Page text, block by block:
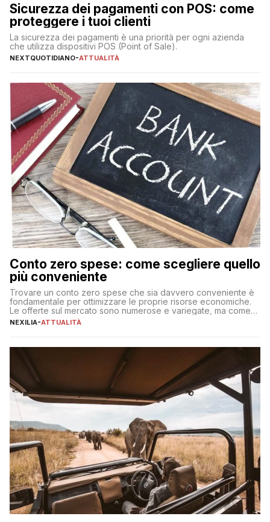
Sicurezza dei pagamenti con POS: come
proteggere i tuoi clienti
La sicurezza dei pagamenti è una priorità per ogni azienda
che utilizza dispositivi POS (Point of Sale).
NEXTQUOTIDIANO-ATTUALITÀ
Conto zero spese: come scegliere quello
più conveniente
Trovare un conto zero spese che sia davvero conveniente è
fondamentale per ottimizzare le proprie risorse economiche.
Le offerte sul mercato sono numerose e variegate, ma come
individuare quella più adatta alle proprie esigenze senza
sul […]
NEXILIA-ATTUALITÀ